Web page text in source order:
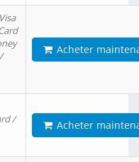
Acheter
/
Acheter